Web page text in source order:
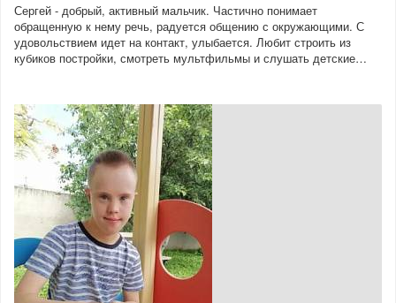
Сергей - добрый, активный мальчик. Частично понимает
обращенную к нему речь, радуется общению с окружающими. С
удовольствием идет на контакт, улыбается. Любит строить из
кубиков постройки, смотреть мультфильмы и слушать детские…